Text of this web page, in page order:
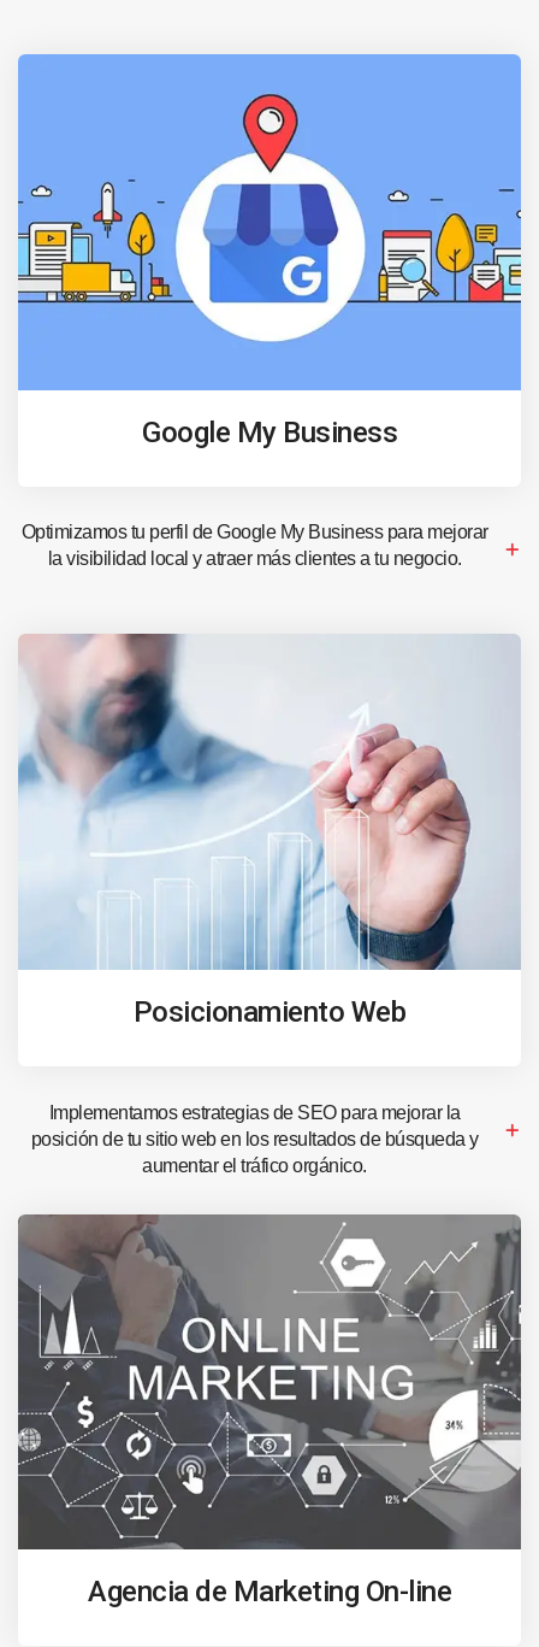
Google My Business
Optimizamos tu perfil de Google My Business para mejorar
la visibilidad local y atraer más clientes a tu negocio.
Posicionamiento Web
Implementamos estrategias de SEO para mejorar la
posición de tu sitio web en los resultados de búsqueda y
aumentar el tráfico orgánico.
Agencia de Marketing On-line